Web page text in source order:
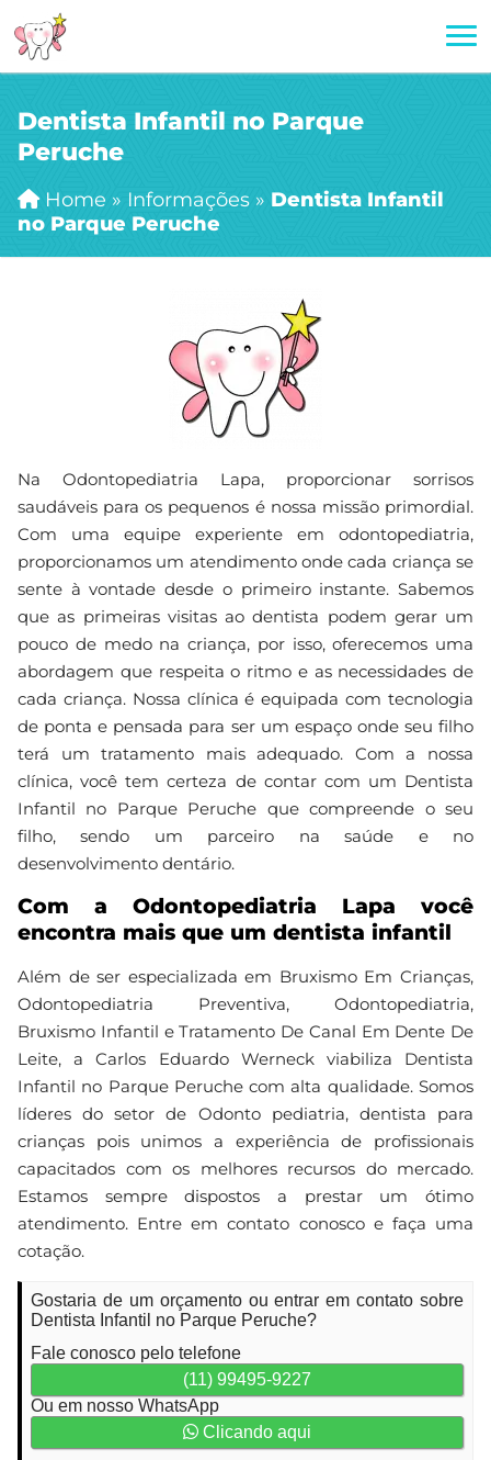
Dentista Infantil no Parque
Peruche
Home » Informações » Dentista Infantil
no Parque Peruche
Na Odontopediatria Lapa, proporcionar sorrisos
saudáveis para os pequenos é nossa missão primordial.
Com uma equipe experiente em odontopediatria,
proporcionamos um atendimento onde cada criança se
sente à vontade desde o primeiro instante. Sabemos
que as primeiras visitas ao dentista podem gerar um
pouco de medo na criança, por isso, oferecemos uma
abordagem que respeita o ritmo e as necessidades de
cada criança. Nossa clínica é equipada com tecnologia
de ponta e pensada para ser um espaço onde seu filho
terá um tratamento mais adequado. Com a nossa
clínica, você tem certeza de contar com um Dentista
Infantil no Parque Peruche que compreende o seu
filho, sendo um parceiro na saúde e no
desenvolvimento dentário.
Com a Odontopediatria Lapa você
encontra mais que um dentista infantil
Além de ser especializada em Bruxismo Em Crianças,
Odontopediatria Preventiva, Odontopediatria,
Bruxismo Infantil e Tratamento De Canal Em Dente De
Leite, a Carlos Eduardo Werneck viabiliza Dentista
Infantil no Parque Peruche com alta qualidade. Somos
líderes do setor de Odonto pediatria, dentista para
crianças pois unimos a experiência de profissionais
capacitados com os melhores recursos do mercado.
Estamos sempre dispostos a prestar um ótimo
atendimento. Entre em contato conosco e faça uma
cotação.
Gostaria de um orçamento ou entrar em contato sobre
Dentista Infantil no Parque Peruche?
Fale conosco pelo telefone
(11) 99495-9227
Ou em nosso WhatsApp
Clicando aqui